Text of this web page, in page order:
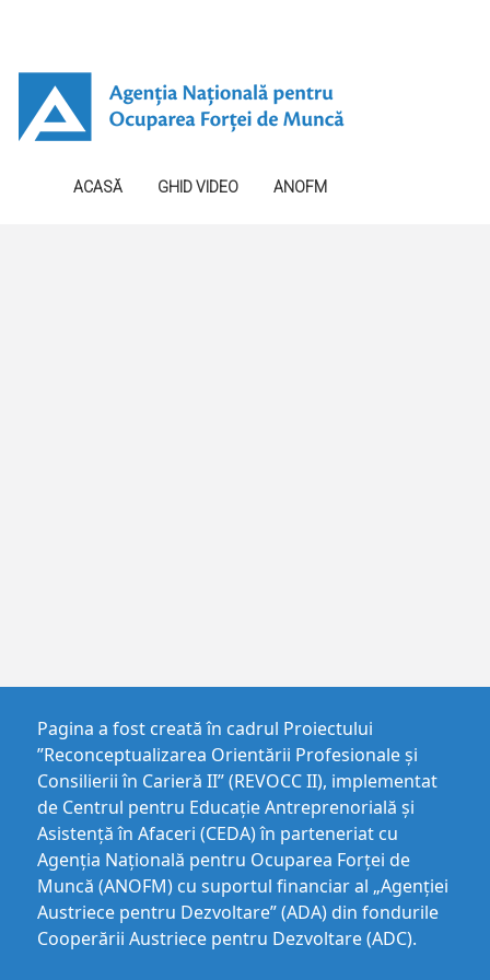
ACASĂ GHID VIDEO ANOFM
Pagina a fost creată în cadrul Proiectului
”Reconceptualizarea Orientării Profesionale și
Consilierii în Carieră II” (REVOCC II), implementat
de Centrul pentru Educaţie Antreprenorială şi
Asistenţă în Afaceri (CEDA) în parteneriat cu
Agenția Națională pentru Ocuparea Forței de
Muncă (ANOFM) cu suportul financiar al „Agenției
Austriece pentru Dezvoltare” (ADA) din fondurile
Cooperării Austriece pentru Dezvoltare (ADC).